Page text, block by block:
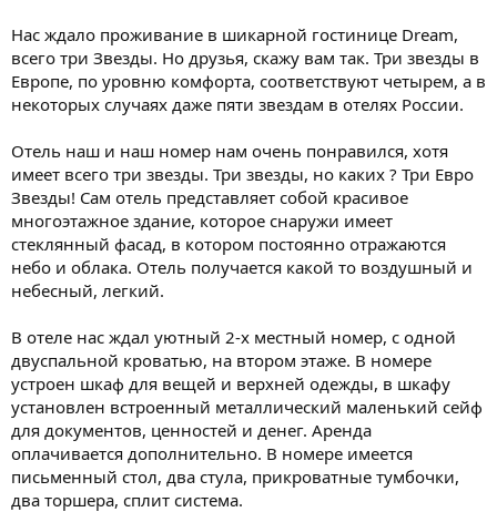
Нас ждало проживание в шикарной гостинице Dream,
всего три Звезды. Но друзья, скажу вам так. Три звезды в
Европе, по уровню комфорта, соответствуют четырем, а в
некоторых случаях даже пяти звездам в отелях России.
Отель наш и наш номер нам очень понравился, хотя
имеет всего три звезды. Три звезды, но каких ? Три Евро
Звезды! Сам отель представляет собой красивое
многоэтажное здание, которое снаружи имеет
стеклянный фасад, в котором постоянно отражаются
небо и облака. Отель получается какой то воздушный и
небесный, легкий.
В отеле нас ждал уютный 2-х местный номер, с одной
двуспальной кроватью, на втором этаже. В номере
устроен шкаф для вещей и верхней одежды, в шкафу
установлен встроенный металлический маленький сейф
для документов, ценностей и денег. Аренда
оплачивается дополнительно. В номере имеется
письменный стол, два стула, прикроватные тумбочки,
два торшера, сплит система.